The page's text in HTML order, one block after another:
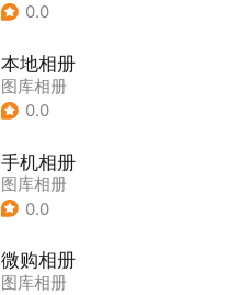
0.0
本地相册
图库相册
0.0
手机相册
图库相册
0.0
微购相册
图库相册